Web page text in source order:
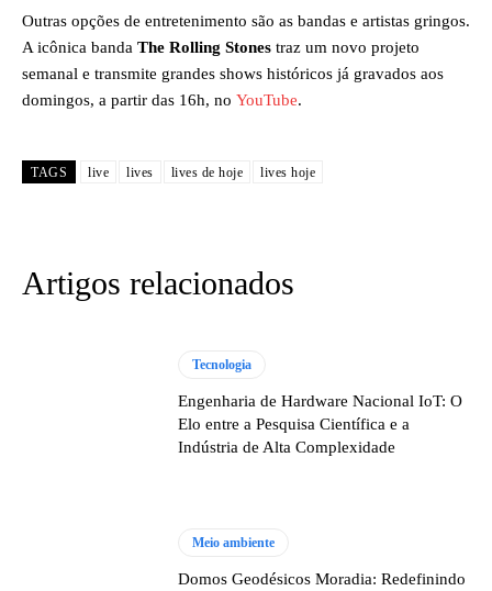
Outras opções de entretenimento são as bandas e artistas gringos.
A icônica banda The Rolling Stones traz um novo projeto
semanal e transmite grandes shows históricos já gravados aos
domingos, a partir das 16h, no YouTube.
TAGS live lives lives de hoje lives hoje
Artigos relacionados
Tecnologia
Engenharia de Hardware Nacional IoT: O
Elo entre a Pesquisa Científica e a
Indústria de Alta Complexidade
Meio ambiente
Domos Geodésicos Moradia: Redefinindo